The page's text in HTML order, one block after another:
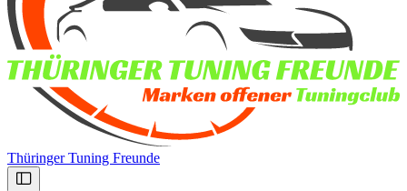
Thüringer Tuning Freunde